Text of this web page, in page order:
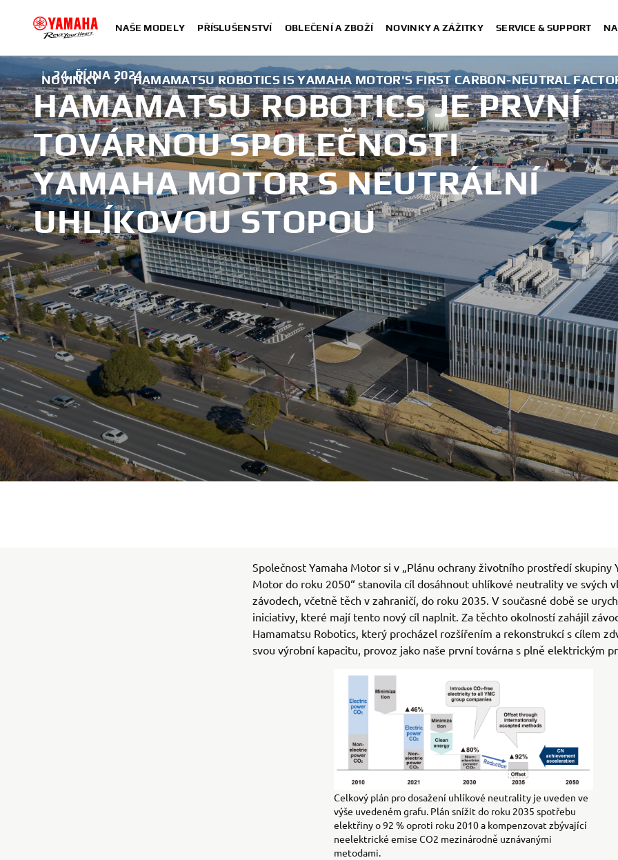
NAŠE MODELY PŘÍSLUŠENSTVÍ OBLEČENÍ A ZBOŽÍ NOVINKY A ZÁŽITKY SERVICE & SUPPORT
NOVINKY HAMAMATSU ROBOTICS IS YAMAHA MOTOR'S FIRST CARBON-NEUTRAL
| 24. ŘÍJNA 2024
HAMAMATSU ROBOTICS JE PRVNÍ
TOVÁRNOU SPOLEČNOSTI
YAMAHA MOTOR S NEUTRÁLNÍ
UHLÍKOVOU STOPOU
Společnost Yamaha Motor si v „Plánu ochrany životního prostředí skupiny
Motor do roku 2050“ stanovila cíl dosáhnout uhlíkové neutrality ve svých
závodech, včetně těch v zahraničí, do roku 2035. V současné době se
iniciativy, které mají tento nový cíl naplnit. Za těchto okolností zahájil
Hamamatsu Robotics, který procházel rozšířením a rekonstrukcí s cílem
svou výrobní kapacitu, provoz jako naše první továrna s plně elektrickým
Celkový plán pro dosažení uhlíkové neutrality je uveden ve
výše uvedeném grafu. Plán snížit do roku 2035 spotřebu
elektřiny o 92 % oproti roku 2010 a kompenzovat zbývající
neelektrické emise CO2 mezinárodně uznávanými
metodami.